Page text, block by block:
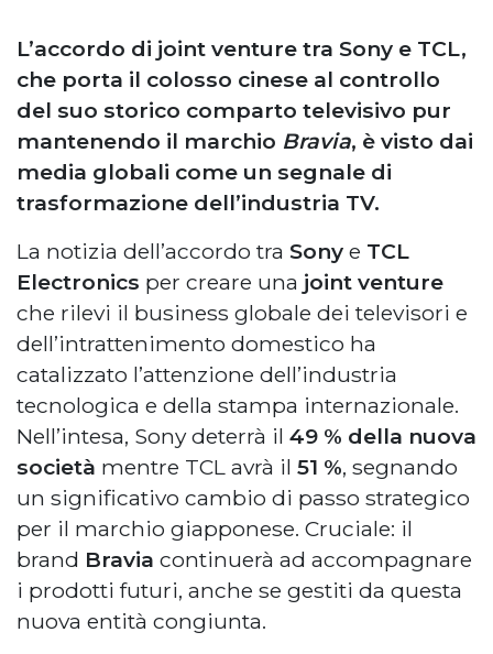
L’accordo di joint venture tra Sony e TCL,
che porta il colosso cinese al controllo
del suo storico comparto televisivo pur
mantenendo il marchio Bravia, è visto dai
media globali come un segnale di
trasformazione dell’industria TV.
La notizia dell’accordo tra Sony e TCL
Electronics per creare una joint venture
che rilevi il business globale dei televisori e
dell’intrattenimento domestico ha
catalizzato l’attenzione dell’industria
tecnologica e della stampa internazionale.
Nell’intesa, Sony deterrà il 49 % della nuova
società mentre TCL avrà il 51 %, segnando
un significativo cambio di passo strategico
per il marchio giapponese. Cruciale: il
brand Bravia continuerà ad accompagnare
i prodotti futuri, anche se gestiti da questa
nuova entità congiunta.